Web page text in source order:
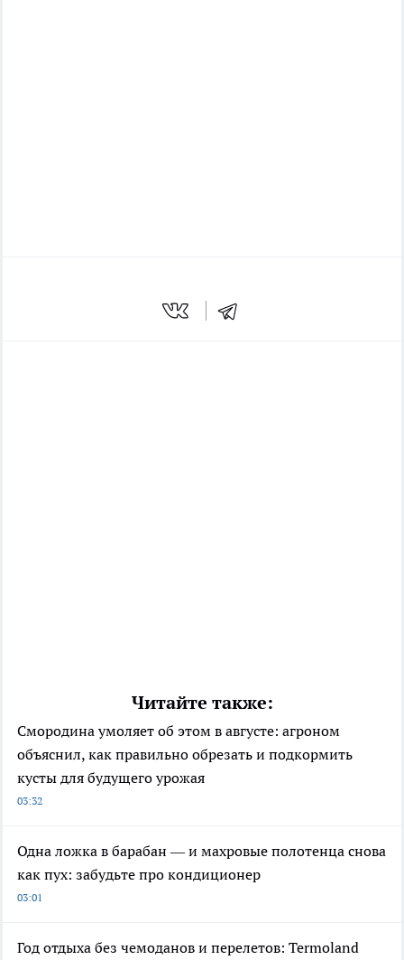
Читайте также:
Смородина умоляет об этом в августе: агроном
объяснил, как правильно обрезать и подкормить
кусты для будущего урожая
03:32
Одна ложка в барабан — и махровые полотенца снова
как пух: забудьте про кондиционер
03:01
Год отдыха без чемоданов и перелетов: Termoland